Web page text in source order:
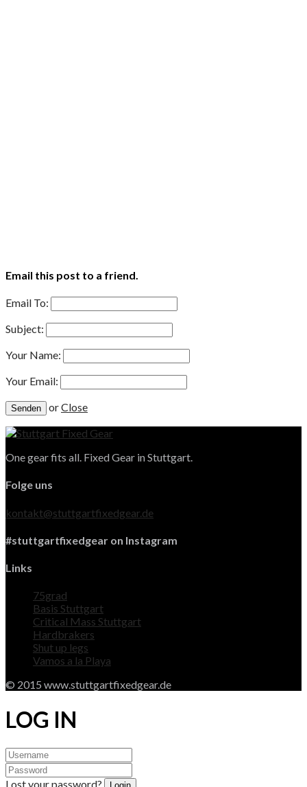
Email this post to a friend.
Email To:
Subject:
Your Name:
Your Email:
orClose
One gear fits all. Fixed Gear in Stuttgart.
Folge uns
kontakt@stuttgartfixedgear.de
#stuttgartfixedgear on Instagram
Links
75grad
Basis Stuttgart
Critical Mass Stuttgart
Hardbrakers
Shut up legs
Vamos a la Playa
© 2015 www.stuttgartfixedgear.de
LOG IN
Lost your password?